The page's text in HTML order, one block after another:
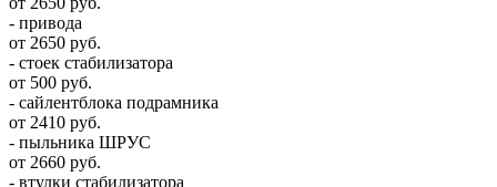
- привода
от 2650 руб.
- стоек стабилизатора
от 500 руб.
- сайлентблока подрамника
от 2410 руб.
- пыльника ШРУС
от 2660 руб.
- втулки стабилизатора